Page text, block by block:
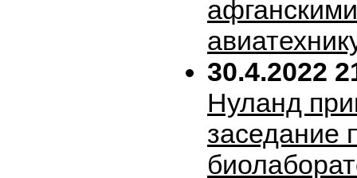
30.4.2022
Нуланд
заседание